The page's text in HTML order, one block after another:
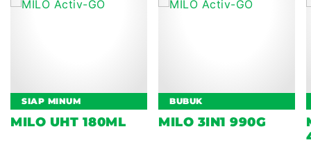
SIAP MINUM
MILO UHT 180ML
BUBUK
MILO 3IN1 990G